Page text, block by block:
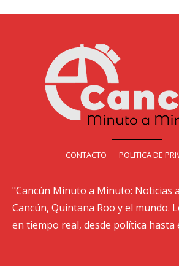
CONTACTO POLITICA DE
"Cancún Minuto a Minuto: Noticias
Cancún, Quintana Roo y el mundo.
en tiempo real, desde política